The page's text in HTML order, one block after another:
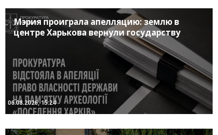
Мэрия проиграла апелляцию: землю в
центре Харькова вернули государству
06.08.2026, 15:24